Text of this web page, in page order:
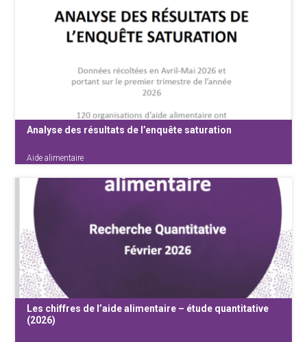
Communiqué de presse - embargo 30 juin
Après une première analyse quantitative ayant
mis en évidence une explosion du recours à
560.000 personnes concernées en 2024, soit
un doublement en 10 ans — la {...}
Analyse des résultats de l’enquête saturation
Aide alimentaire
historique en Belgique, la pression s’accroit
sur les organisations de terrain. Saturation,
manque de moyens matériels, financiers et
humains, hausse de la demande : {...}
Les chiffres de l’aide alimentaire – étude quantitative
(2026)